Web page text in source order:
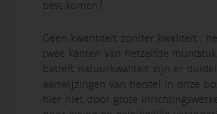
best komen?
Geen kwantiteit zonder kwaliteit :
twee kanten van hetzelfde
betreft natuurkwaliteit zijn er
aanwijzingen van herstel in onze
hier niet door grote